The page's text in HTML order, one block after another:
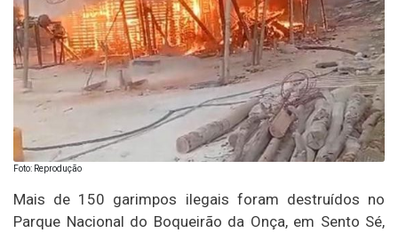
Foto: Reprodução
Mais de 150 garimpos ilegais foram destruídos no
Parque Nacional do Boqueirão da Onça, em Sento Sé,